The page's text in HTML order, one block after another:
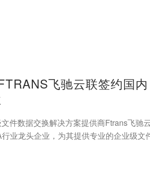
飞驰云联签约国内
件数据交换解决方案提供商Ftrans飞驰
业龙头企业，为其提供专业的企业级文